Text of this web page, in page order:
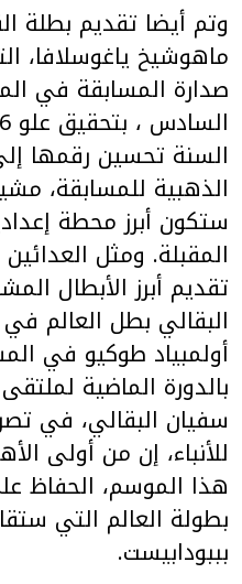
وتم أيضا تقديم بطلة
ماهوشيخ ياغوسلافا،
صدارة المسابقة في
السنة تحسين رقمها
الذهبية للمسابقة،
ستكون أبرز محطة
المقبلة. ومثل
تقديم أبرز الأبطال
أولمبياد طوكيو في
بالدورة الماضية
سفيان البقالي، في
للأنباء، إن من أولى
هذا الموسم، الحفاظ
بطولة العالم التي
بببودابيست.